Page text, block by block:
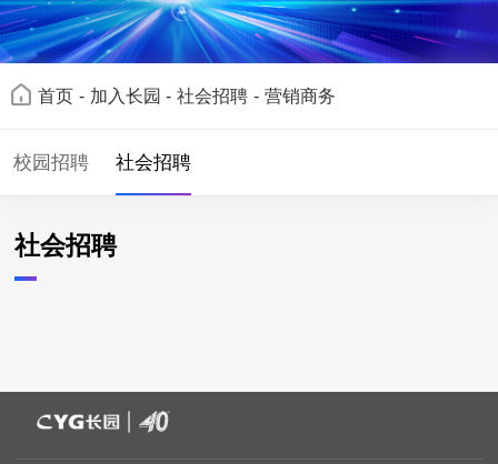
校园招聘 社会招聘
首页 - 加入长园 - 社会招聘 - 营销商务
社会招聘